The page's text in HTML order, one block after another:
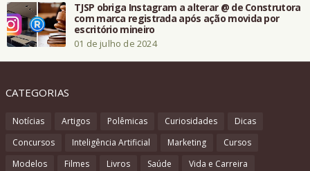
TJSP obriga Instagram a alterar @ de Construtora
com marca registrada após ação movida por
escritório mineiro
01 de julho de 2024
CATEGORIAS
Notícias Artigos Polêmicas Curiosidades
Dicas
Concursos
Inteligência Artificial Marketing
Cursos
Modelos
Filmes Livros Saúde
Vida e Carreira